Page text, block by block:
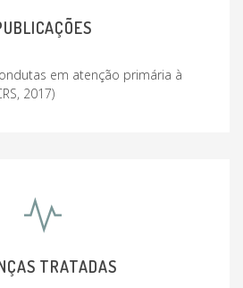
em atenção primária à
2017)
TRATADAS